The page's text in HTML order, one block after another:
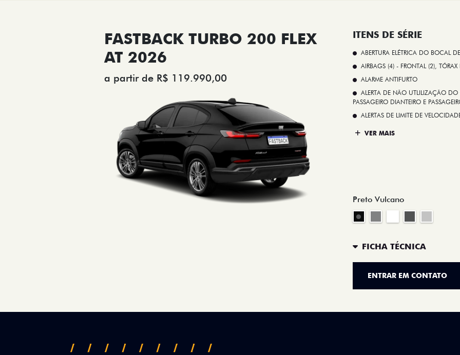
FASTBACK TURBO 200 FLEX
AT 2026
a partir de R$ 119.990,00
ITENS DE SÉRIE
ABERTURA ELÉTRICA DO BOCAL
AIRBAGS (4) - FRONTAL (2),
ALARME ANTIFURTO
ALERTA DE NÃO UTLILIZAÇÃO
PASSAGEIRO DIANTEIRO E
ALERTAS DE LIMITE DE
VER MAIS
Preto Vulcano
FICHA TÉCNICA
ENTRAR EM CONTATO